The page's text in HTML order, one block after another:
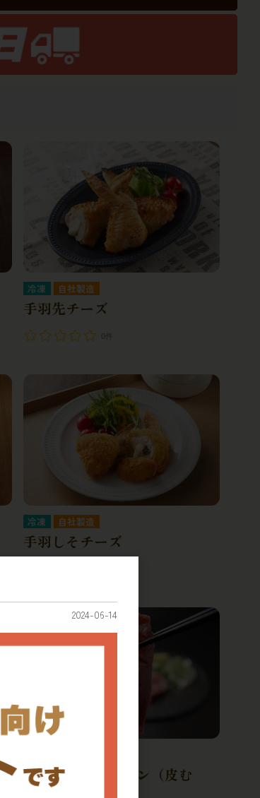
冷凍 自社製造
手羽先チーズ
冷凍 自社製造
手羽しそチーズ
イタリア産成牛タン（皮む
2024-06-14